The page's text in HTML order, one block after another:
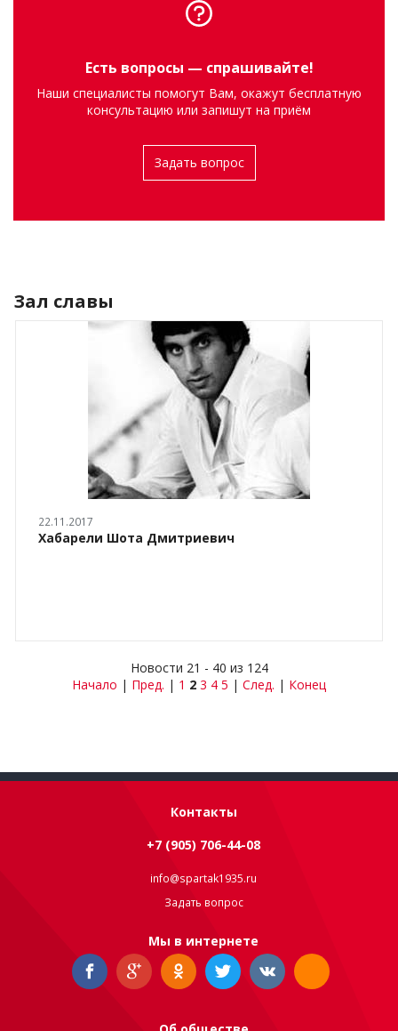
Есть вопросы — спрашивайте!
Наши специалисты помогут Вам, окажут бесплатную
консультацию или запишут на приём
Задать вопрос
Зал славы
22.11.2017
Хабарели Шота Дмитриевич
Новости 21 - 40 из 124
Начало | Пред. | 1 2 3 4 5 | След. | Конец
Контакты
+7 (905) 706-44-08
info@spartak1935.ru
Задать вопрос
Мы в интернете